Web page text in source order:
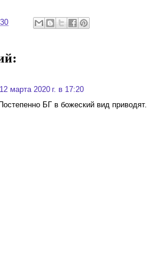
12 марта 2020 г. в 17:20
БГ в божеский вид приводят.